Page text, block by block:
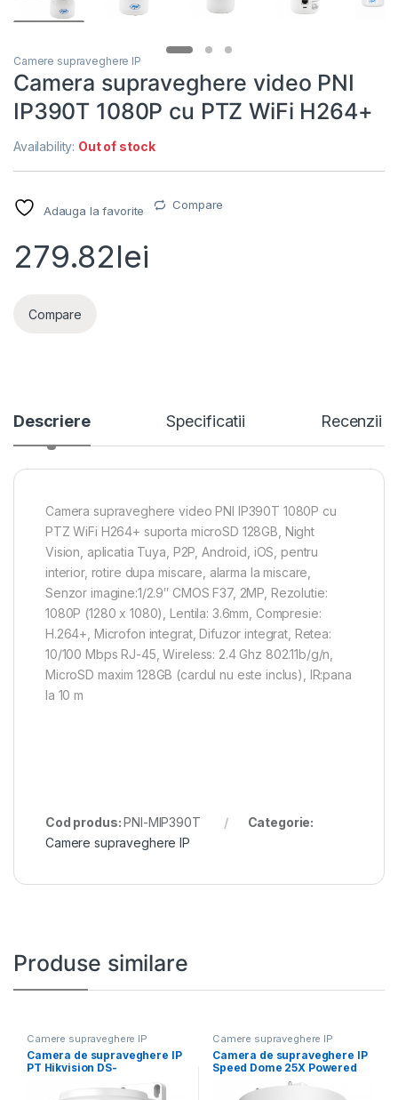
Camere supraveghere IP
Camera supraveghere video PNI
IP390T 1080P cu PTZ WiFi H264+
Availability: Out of stock
Adauga la favorite Compare
279.82lei
Compare
Descriere Specificatii Recenzii
Camera supraveghere video PNI IP390T 1080P cu
PTZ WiFi H264+ suporta microSD 128GB, Night
Vision, aplicatia Tuya, P2P, Android, iOS, pentru
interior, rotire dupa miscare, alarma la miscare,
Senzor imagine:1/2.9″ CMOS F37, 2MP, Rezolutie:
1080P (1280 x 1080), Lentila: 3.6mm, Compresie:
H.264+, Microfon integrat, Difuzor integrat, Retea:
10/100 Mbps RJ-45, Wireless: 2.4 Ghz 802.11b/g/n,
MicroSD maxim 128GB (cardul nu este inclus), IR:pana
la 10 m
Cod produs:PNI-MIP390T
Categorie:
Camere supraveghere IP
Produse similare
Camere supraveghere IP
Camera de supraveghere IP
PT Hikvision DS-
lentila fixa: 2.8mm,
Camere supraveghere IP
Camera de supraveghere IP
Speed Dome 25X Powered
by DarkFighter